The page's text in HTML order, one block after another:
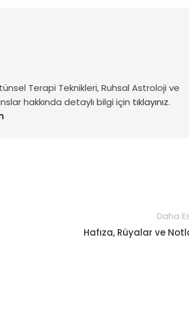
Terapi Teknikleri, Ruhsal Astroloji ve
hakkında detaylı bilgi için tıklayınız.
Daha
Hafıza, Rüyalar ve